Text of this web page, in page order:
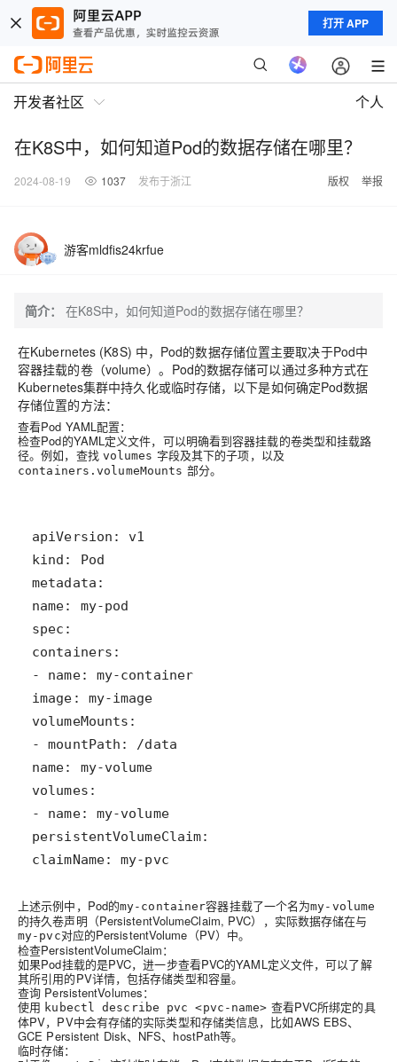
打开 APP
开发者社区 个人
在K8S中，如何知道Pod的数据存储在哪里？
2024-08-19 1037 发布于浙江 版权 举报
游客mldfis24krfue
简介： 在K8S中，如何知道Pod的数据存储在哪里？
在Kubernetes (K8S) 中，Pod的数据存储位置主要取决于Pod中
容器挂载的卷（volume）。Pod的数据存储可以通过多种方式在
Kubernetes集群中持久化或临时存储，以下是如何确定Pod数据
存储位置的方法：
查看Pod YAML配置：
检查Pod的YAML定义文件，可以明确看到容器挂载的卷类型和挂载路
径。例如，查找 volumes 字段及其下的子项，以及
containers.volumeMounts 部分。
- name: my-volume
claimName: my-pvc
上述示例中，Pod的my-container容器挂载了一个名为my-volume
的持久卷声明（PersistentVolumeClaim, PVC），实际数据存储在与
my-pvc对应的PersistentVolume（PV）中。
检查PersistentVolumeClaim：
如果Pod挂载的是PVC，进一步查看PVC的YAML定义文件，可以了解
其所引用的PV详情，包括存储类型和容量。
查询 PersistentVolumes：
使用 kubectl describe pvc <pvc-name> 查看PVC所绑定的具
体PV，PV中会有存储的实际类型和存储类信息，比如AWS EBS、
GCE Persistent Disk、NFS、hostPath等。
临时存储：